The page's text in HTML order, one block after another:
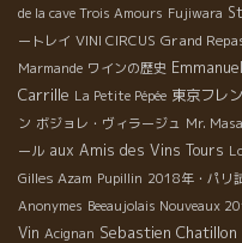
de la cave Trois Amours Fujiwara
ートレイ VINI CIRCUS Grand
Marmande ワインの歴史
Carrille La Petite Pépée 東京フレ
ン ボジョレ・ヴィラージュ Mr.
ール aux Amis des Vins Tours
Gilles Azam Pupillin 2018年・パリ
Anonymes Beeaujolais Nouveaux
Vin Acignan Sebastien Chatillon